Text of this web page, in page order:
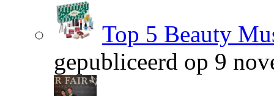
Top 5 Beauty
gepubliceerd op 9